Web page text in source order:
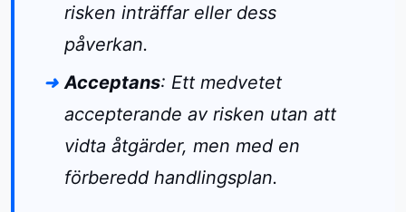
risken inträffar eller dess
påverkan.
Acceptans: Ett medvetet
accepterande av risken utan att
vidta åtgärder, men med en
förberedd handlingsplan.